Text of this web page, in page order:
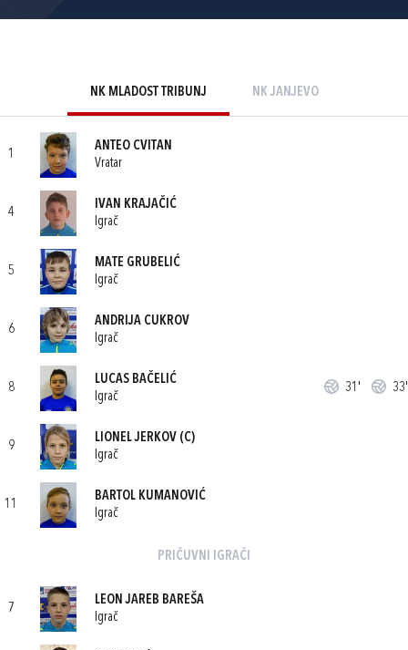
NK MLADOST TRIBUNJ NK JANJEVO
1
ANTEO CVITAN
Vratar
4
IVAN KRAJAČIĆ
Igrač
5
MATE GRUBELIĆ
Igrač
6
ANDRIJA CUKROV
Igrač
8
LUCAS BAČELIĆ
Igrač
31' 33'
9
LIONEL JERKOV (C)
Igrač
11
BARTOL KUMANOVIĆ
Igrač
PRIČUVNI IGRAČI
7
LEON JAREB BAREŠA
Igrač